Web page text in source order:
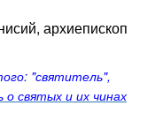
архиепископ
"святитель",
святых и их чинах